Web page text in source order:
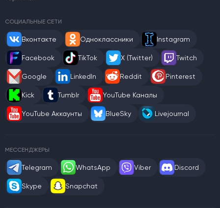
СОЦИАЛЬНЫЕ СЕТИ
Вконтакте Одноклассники Instagram
Facebook TikTok X (Twitter) Twitch
Google LinkedIn Reddit Pinterest
Kick Tumblr YouTube Каналы
YouTube Аккаунты BlueSky Livejournal
МЕССЕНДЖЕРЫ
Telegram WhatsApp Viber Discord
Skype Snapchat